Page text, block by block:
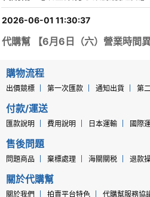
公告類型:
2026-06-01 11:30:37
代購幫 【6月6日（六）營業時間異
購物流程
出價競標 第一次匯款 通知出貨 第
付款/運送
匯款說明 費用說明 日本運輸 國際
售後問題
問題商品 棄標處理 海關關税 退款
關於代購幫
關於我們 拍賣平台特色 代購幫服務協